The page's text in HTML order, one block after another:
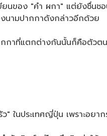
ยนของ "คำ ผกา" แต่ยังชื่น
นามปากกาดังกล่าวอีกด้วย
าที่แตกต่างกันนั้นก็คือตัวต
" ในประเทศญี่ปุ่น เพราะอยา